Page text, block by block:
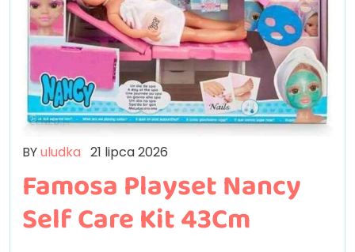
BYuludka 21 lipca 2026
Famosa Playset Nancy
Self Care Kit 43Cm